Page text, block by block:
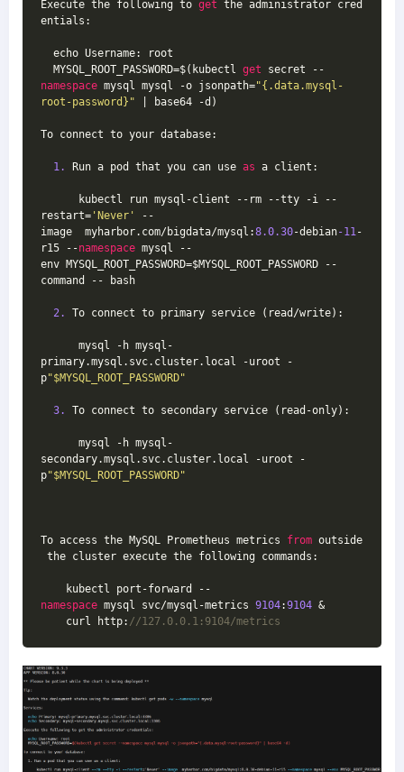
Execute the following to get the administrator cred
entials:
echo Username: root
MYSQL_ROOT_PASSWORD=$(kubectl get secret --
namespace mysql mysql -o jsonpath="{.data.mysql-
root-password}" | base64 -d)
To connect to your database:
1. Run a pod that you can use as a client:
kubectl run mysql-client --rm --tty -i --
restart= 'Never'
--
image  myharbor.com/bigdata/mysql:8.0.30-debian-11-
r15 --namespace mysql --
env MYSQL_ROOT_PASSWORD=$MYSQL_ROOT_PASSWORD --
command -- bash
2. To connect to primary service (read/write):
mysql -h mysql-
primary.mysql.svc.cluster.local -uroot -
p"$MYSQL_ROOT_PASSWORD"
3. To connect to secondary service (read-only):
mysql -h mysql-
secondary.mysql.svc.cluster.local -uroot -
p"$MYSQL_ROOT_PASSWORD"
To access the MySQL Prometheus metrics from outside
the cluster execute the following commands:
kubectl port-forward --
namespace mysql svc/mysql-metrics 9104:9104 &
curl http: //127.0.0.1:9104/metrics